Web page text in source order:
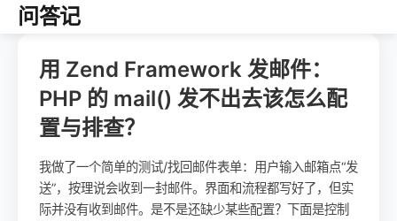
问答记
用 Zend Framework 发邮件：
PHP 的 mail() 发不出去该怎么配
置与排查？
我做了一个简单的测试/找回邮件表单：用户输入邮箱点“发
送”，按理说会收到一封邮件。界面和流程都写好了，但实
际并没有收到邮件。是不是还缺少某些配置？下面是控制